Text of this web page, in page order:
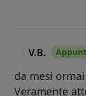
V.B.
da mesi
Veramente